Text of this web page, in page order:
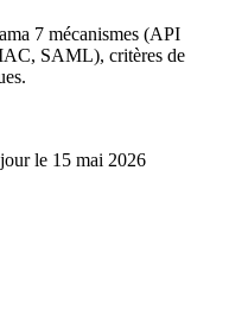
7 mécanismes (API
SAML), critères de
le 15 mai 2026